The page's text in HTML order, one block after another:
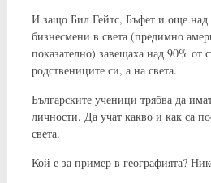
И защо Бил Гейтс, Бъфет и още над
бизнесмени в света (предимно
показателно) завещаха над 90% от
родствениците си, а на света.
Българските ученици трябва да
личности. Да учат какво и как са
света.
Кой е за пример в географията?